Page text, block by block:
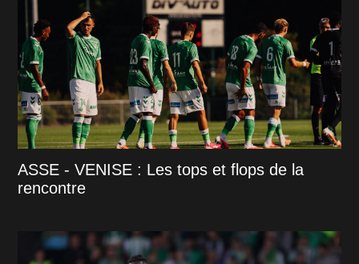
ASSE - VENISE : Les tops et flops de la
rencontre